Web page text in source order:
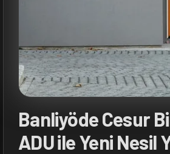
Banliyöde Cesur
ADU ile Yeni Nesil